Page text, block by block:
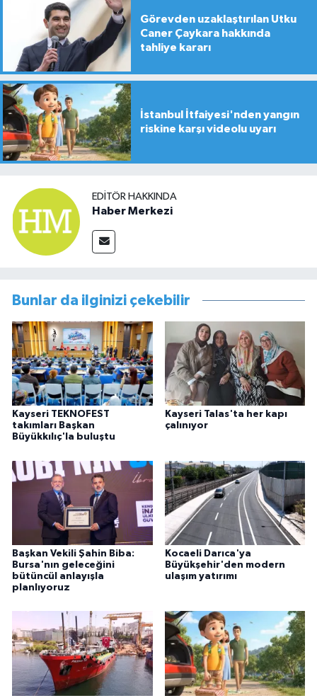
Görevden uzaklaştırılan Utku
Caner Çaykara hakkında
tahliye kararı
İstanbul İtfaiyesi'nden yangın
riskine karşı videolu uyarı
EDITÖR HAKKINDA
Haber Merkezi
Bunlar da ilginizi çekebilir
Kayseri TEKNOFEST
takımları Başkan
Büyükkılıç'la buluştu
Kayseri Talas'ta her kapı
çalınıyor
Başkan Vekili Şahin Biba:
Bursa'nın geleceğini
bütüncül anlayışla
planlıyoruz
Kocaeli Darıca'ya
Büyükşehir'den modern
ulaşım yatırımı